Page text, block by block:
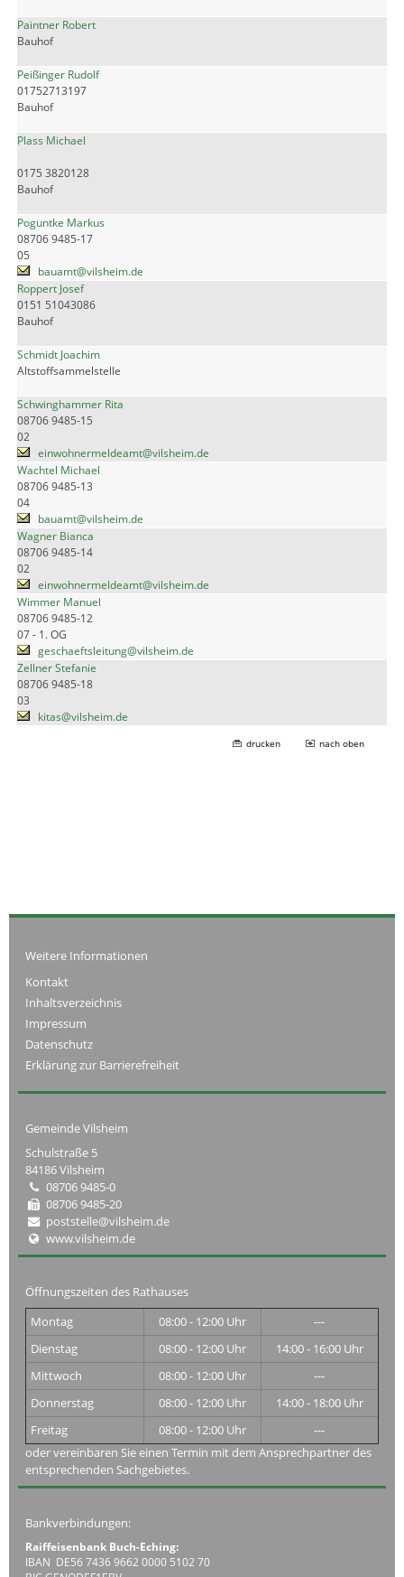
Paintner Robert
Bauhof
Peißinger Rudolf
01752713197
Bauhof
Plass Michael
0175 3820128
Bauhof
Poguntke Markus
08706 9485-17
05
bauamt@vilsheim.de
Roppert Josef
0151 51043086
Bauhof
Schmidt Joachim
Altstoffsammelstelle
Schwinghammer Rita
08706 9485-15
02
einwohnermeldeamt@vilsheim.de
Wachtel Michael
08706 9485-13
04
bauamt@vilsheim.de
Wagner Bianca
08706 9485-14
02
einwohnermeldeamt@vilsheim.de
Wimmer Manuel
08706 9485-12
07 - 1. OG
geschaeftsleitung@vilsheim.de
Zellner Stefanie
08706 9485-18
03
kitas@vilsheim.de
drucken nach oben
Weitere Informationen
Kontakt
Inhaltsverzeichnis
Impressum
Datenschutz
Erklärung zur Barrierefreiheit
Gemeinde Vilsheim
Schulstraße 5
84186 Vilsheim
08706 9485-0
08706 9485-20
poststelle@vilsheim.de
www.vilsheim.de
Öffnungszeiten des Rathauses
Montag
08:00 - 12:00 Uhr
---
Dienstag
08:00 - 12:00 Uhr
14:00 - 16:00 Uhr
Mittwoch
08:00 - 12:00 Uhr
---
Donnerstag
08:00 - 12:00 Uhr
14:00 - 18:00 Uhr
Freitag
08:00 - 12:00 Uhr
---
oder vereinbaren Sie einen Termin mit dem Ansprechpartner des
entsprechenden Sachgebietes.
Bankverbindungen:
Raiffeisenbank Buch-Eching:
IBAN DE56 7436 9662 0000 5102 70